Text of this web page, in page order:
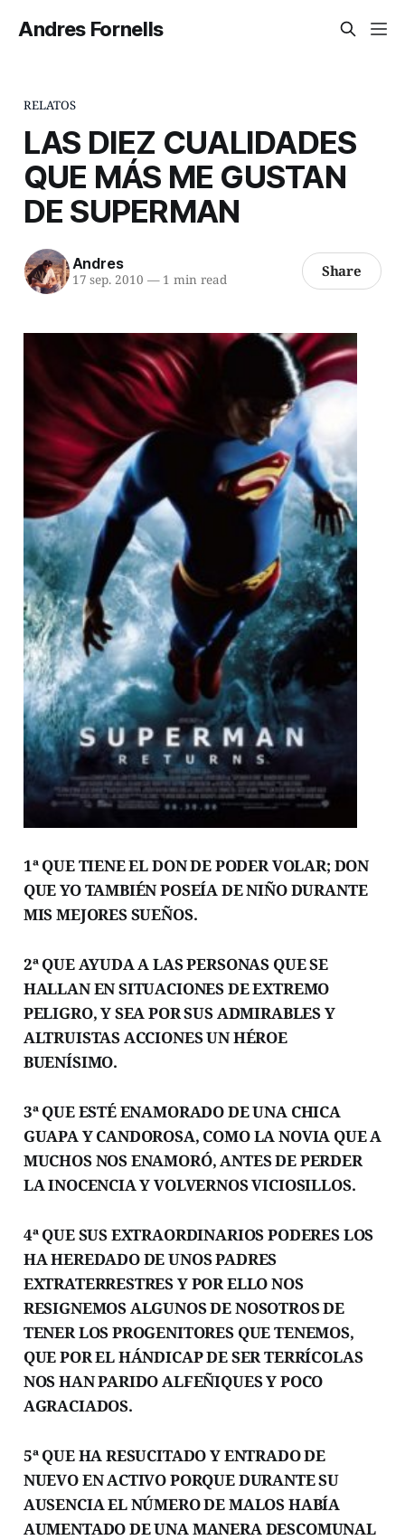
Andres Fornells
RELATOS
LAS DIEZ CUALIDADES
QUE MÁS ME GUSTAN
DE SUPERMAN
Andres
17 sep. 2010 —1 min read Share
1ª QUE TIENE EL DON DE PODER VOLAR; DON
QUE YO TAMBIÉN POSEÍA DE NIÑO DURANTE
MIS MEJORES SUEÑOS.
2ª QUE AYUDA A LAS PERSONAS QUE SE
HALLAN EN SITUACIONES DE EXTREMO
PELIGRO, Y SEA POR SUS ADMIRABLES Y
ALTRUISTAS ACCIONES UN HÉROE
BUENÍSIMO.
3ª QUE ESTÉ ENAMORADO DE UNA CHICA
GUAPA Y CANDOROSA, COMO LA NOVIA QUE A
MUCHOS NOS ENAMORÓ, ANTES DE PERDER
LA INOCENCIA Y VOLVERNOS VICIOSILLOS.
4ª QUE SUS EXTRAORDINARIOS PODERES LOS
HA HEREDADO DE UNOS PADRES
EXTRATERRESTRES Y POR ELLO NOS
RESIGNEMOS ALGUNOS DE NOSOTROS DE
TENER LOS PROGENITORES QUE TENEMOS,
QUE POR EL HÁNDICAP DE SER TERRÍCOLAS
NOS HAN PARIDO ALFEÑIQUES Y POCO
AGRACIADOS.
5ª QUE HA RESUCITADO Y ENTRADO DE
NUEVO EN ACTIVO PORQUE DURANTE SU
AUSENCIA EL NÚMERO DE MALOS HABÍA
AUMENTADO DE UNA MANERA DESCOMUNAL